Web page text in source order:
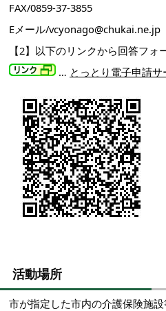
FAX/0859-37-3855
Eメール/vcyonago@chukai.ne.jp
【2】以下のリンクから回答フ
… とっとり電子申請サ
活動場所
市が指定した市内の介護保険施